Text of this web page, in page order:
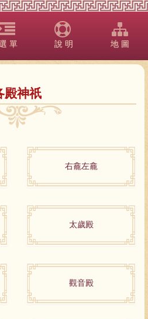
單 說 明 地 圖
殿神祇
右龕左龕
太歲殿
觀音殿